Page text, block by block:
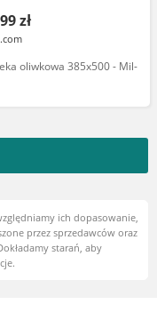
zł
oliwkowa 385x500 - Mil-
ich dopasowanie,
przez sprzedawców oraz
starań, aby